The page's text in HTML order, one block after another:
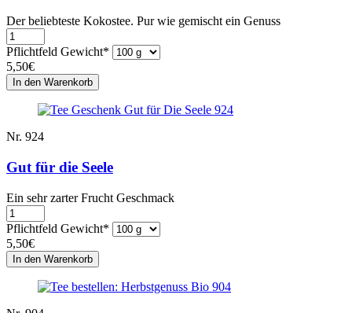
Der beliebteste Kokostee. Pur wie gemischt ein Genuss
Pflichtfeld Gewicht*
5,50€
Nr. 924
Gut für die Seele
Ein sehr zarter Frucht Geschmack
Pflichtfeld Gewicht*
5,50€